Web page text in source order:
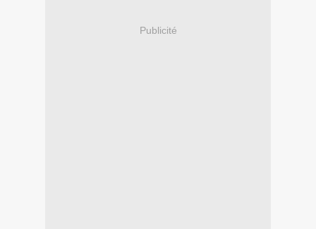
Publicité